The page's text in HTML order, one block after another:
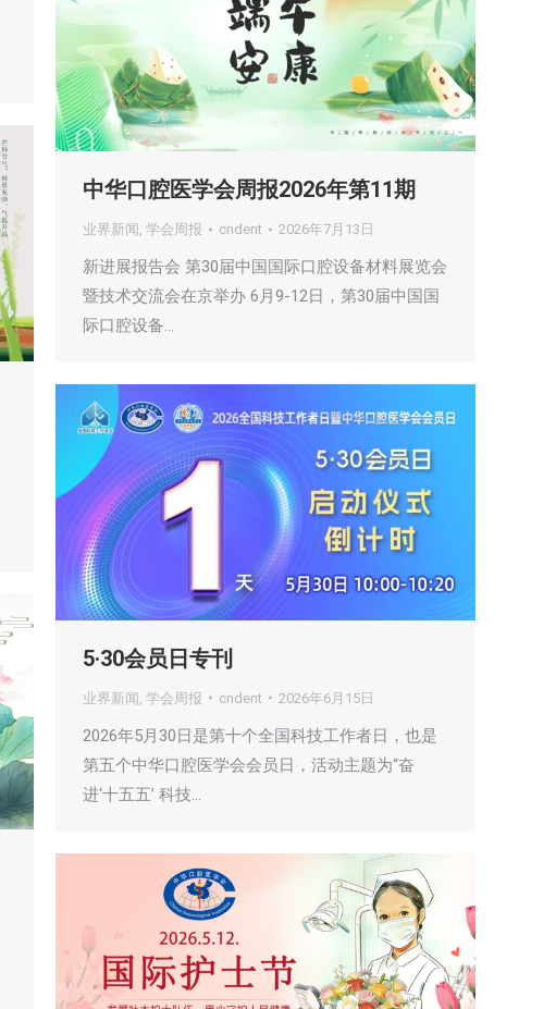
中华口腔医学会周报2026年第11期
业界新闻 , 学会周报 cndent 2026年7月13日
新进展报告会 第30届中国国际口腔设备材料展览会
暨技术交流会在京举办 6月9-12日，第30届中国国
际口腔设备…
5·30会员日专刊
业界新闻 学会周报 cndent 2026年6月15日
2026年5月30日是第十个全国科技工作者日，也是
第五个中华口腔医学会会员日，活动主题为“奋
进‘十五五’ 科技…